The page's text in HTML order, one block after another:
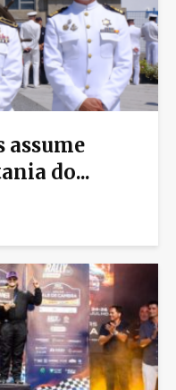
assume
do...